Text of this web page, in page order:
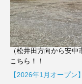
（松井田方向から安中
こちら！！
【2026年1月オープン